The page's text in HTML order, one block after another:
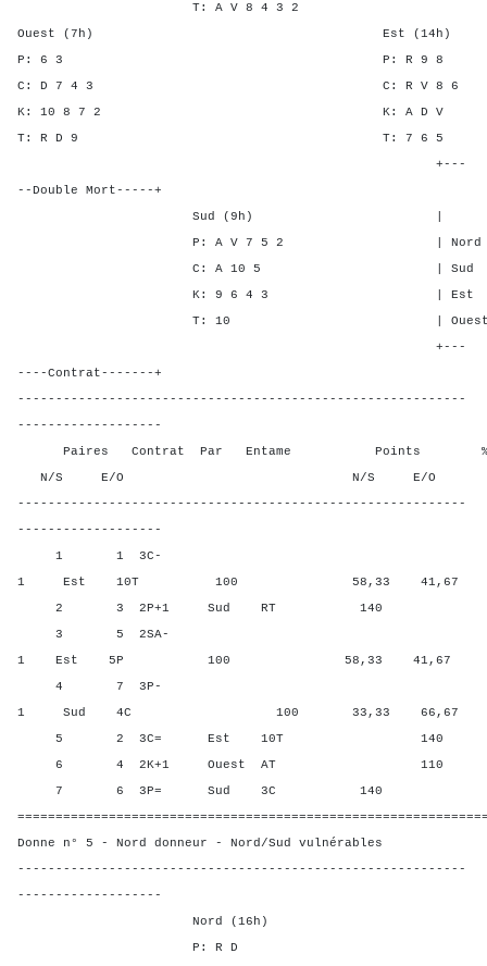
T: A V 8 4 3 2
Ouest (7h) Est (14h)
P: 6 3 P: R
C: D 7 4 3 C: R V
K: 10 8 7 2 K: A
T: R D 9 T: 7
+---
--Double Mort-----+
Sud (9h) | SA P C
P: A V 7 5 2 | Nord 1
C: A 10 5 | Sud 1 2
K: 9 6 4 3 | Est - -
T: 10 | Ouest - -
+---
----Contrat-------+
-----------------------------------------------------------
-------------------
Paires Contrat Par Entame Points %
N/S E/O N/S E/O N/
-----------------------------------------------------------
-------------------
1 1 3C-
1 Est 10T 100 58,33 41,67
2 3 2P+1 Sud RT 140
3 5 2SA-
1 Est 5P 100 58,33 41,67
4 7 3P-
1 Sud 4C 100 33,33 66,67
5 2 3C= Est 10T 140 0,00
6 4 2K+1 Ouest AT 110
7 6 3P= Sud 3C 140
Donne n° 5 - Nord donneur - Nord/Sud vulnérables
-----------------------------------------------------------
-------------------
Nord (16h)
P: R D